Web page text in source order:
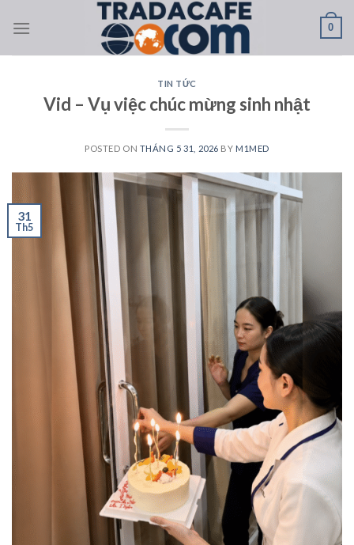
0
TIN TỨC
Vid – Vụ việc chúc mừng sinh nhật
POSTED ON THÁNG 5 31, 2026 BY M1MED
31
Th5